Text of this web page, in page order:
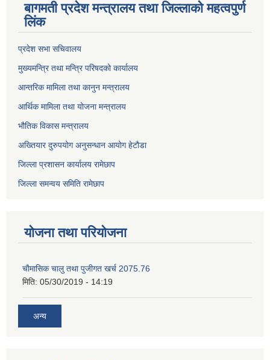
बागमती प्रदेश मन्त्रालय तथा जिल्लाको महत्वपुर्ण
लिंक
प्रदेश सभा सचिवालय
मुख्यमन्त्रि तथा मन्त्रि परिषदको कार्यालय
आन्तरिक मामिला तथा कानुन मन्त्रालय
आर्थिक मामिला तथा योजना मन्त्रालय
भौतिक विकास मन्त्रालय
अख्तियार दुरुपयोग अनुसन्धान आयोग हेटौडा
जिल्ला प्रशासन कार्यालय रामेछाप
जिल्ला समन्वय समिति रामेछाप
योजना तथा परियोजना
चाैमासिक चालु तथा पुजीगत खर्च 2075.76
मिति: 05/30/2019 - 14:19
अन्य